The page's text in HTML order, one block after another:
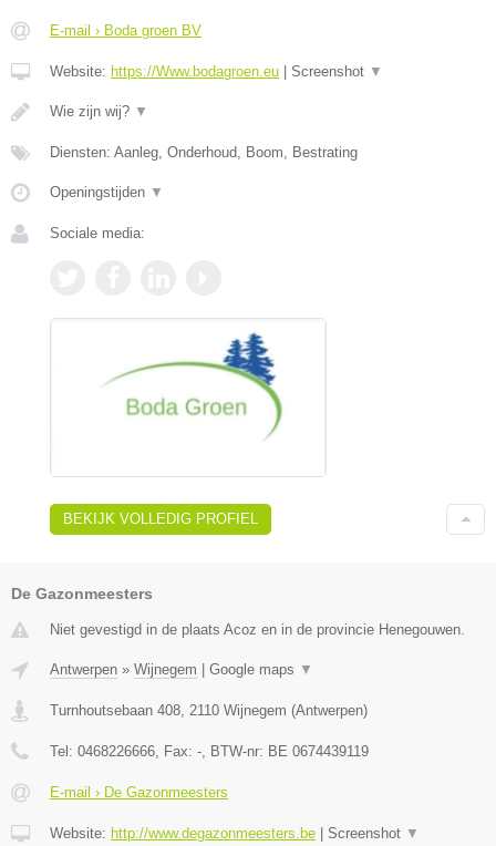
E-mail › Boda groen BV
Website: https://Www.bodagroen.eu Screenshot ▼
Wie zijn wij? ▼
Diensten: Aanleg, Onderhoud, Boom, Bestrating
Openingstijden ▼
Sociale media:
BEKIJK VOLLEDIG PROFIEL
De Gazonmeesters
Niet gevestigd in de plaats Acoz en in de provincie Henegouwen.
Antwerpen » Wijnegem Google maps ▼
Turnhoutsebaan 408, 2110 Wijnegem (Antwerpen)
Tel: 0468226666, Fax: -, BTW-nr: BE 0674439119
E-mail › De Gazonmeesters
Website: http://www.degazonmeesters.be Screenshot ▼